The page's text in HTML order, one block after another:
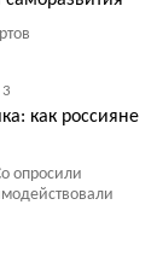
3
как россияне
опросили